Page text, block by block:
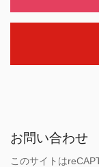
お問い合わせ
このサイトは